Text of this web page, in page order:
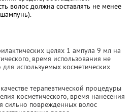
волос должна составлять не менее
целях 1 ампула 9 мл на
время использования не
для используемых косметических
терапевтической процедуры
косметического, время нанесения
сильно поврежденных волос